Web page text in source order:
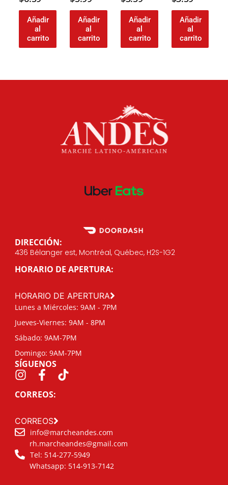
Añadir
al
carrito
Añadir
al
carrito
Añadir
al
carrito
Añadir
al
carrito
DIRECCIÓN:
436 Bélanger est, Montréal, Québec, H2S-1G2
HORARIO DE APERTURA:
HORARIO DE APERTURA
Lunes a Miércoles: 9AM - 7PM
Jueves-Viernes: 9AM - 8PM
Sábado: 9AM-7PM
Domingo: 9AM-7PM
SÍGUENOS
CORREOS:
CORREOS
info@marcheandes.com
rh.marcheandes@gmail.com
Tel: 514-277-5949
Whatsapp: 514-913-7142